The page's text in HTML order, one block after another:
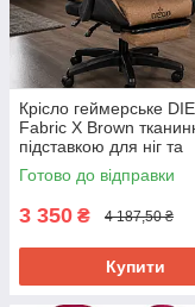
Крісло геймерське
Fabric X Brown
підставкою для ніг та
ергономічними
коричневе
Готово до відправки
3 350 ₴ 4 187,50 ₴
Купити